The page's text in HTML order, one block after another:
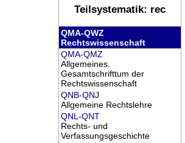
Teilsystematik: rec
QMA-QWZ
Rechtswissenschaft
QMA-QMZ
Allgemeines.
Gesamtschrifttum der
Rechtswissenschaft
QNB-QNJ
Allgemeine Rechtslehre
QNL-QNT
Rechts- und
Verfassungsgeschichte